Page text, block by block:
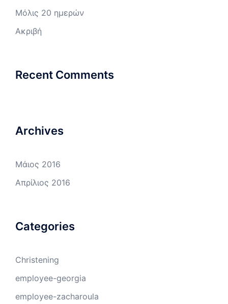
Μόλις 20 ημερών
Ακριβή
Recent Comments
Archives
Μάιος 2016
Απρίλιος 2016
Categories
Christening
employee-georgia
employee-zacharoula